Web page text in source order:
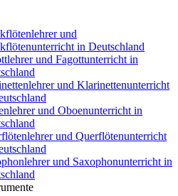
und
in Deutschland
und Fagottunterricht in
und Klarinettenunterricht
und Oboenunterricht in
und Querflötenunterricht
und Saxophonunterricht in